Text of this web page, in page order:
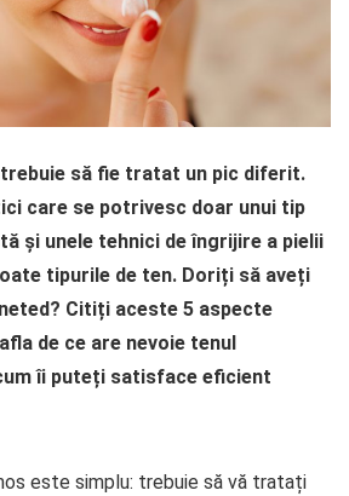
trebuie să fie tratat un pic diferit.
care se potrivesc doar unui tip
și unele tehnici de îngrijire a pielii
tipurile de ten. Doriți să aveți
Citiți aceste 5 aspecte
de ce are nevoie tenul
îi puteți satisface eficient
este simplu: trebuie să vă tratați